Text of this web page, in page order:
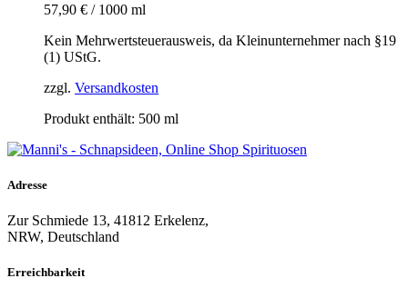
57,90 € / 1000 ml
Kein Mehrwertsteuerausweis, da Kleinunternehmer nach §19
(1) UStG.
zzgl. Versandkosten
Produkt enthält: 500 ml
Adresse
Zur Schmiede 13, 41812 Erkelenz,
NRW, Deutschland
Erreichbarkeit​